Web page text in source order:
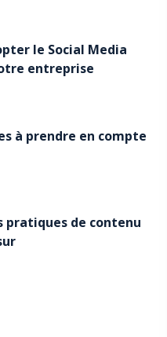
le Social Media
entreprise
à prendre en compte
pratiques de contenu